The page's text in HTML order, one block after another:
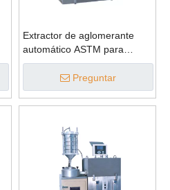
Extractor de aglomerante
automático ASTM para
mezcla bituminosa
Preguntar